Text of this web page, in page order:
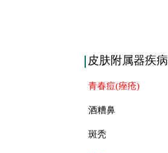
皮肤附属器疾病
青春痘(痤疮)
酒糟鼻
斑秃